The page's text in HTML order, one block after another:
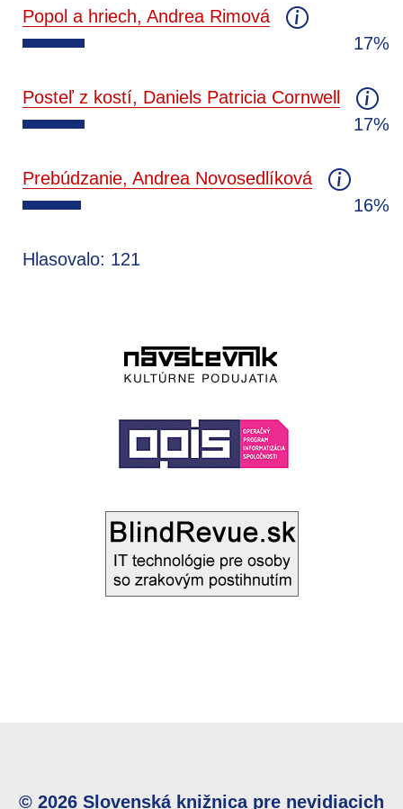
Popol a hriech, Andrea Rimová
17%
Posteľ z kostí, Daniels Patricia Cornwell
17%
Prebúdzanie, Andrea Novosedlíková
16%
Hlasovalo: 121
© 2026 Slovenská knižnica pre nevidiacich